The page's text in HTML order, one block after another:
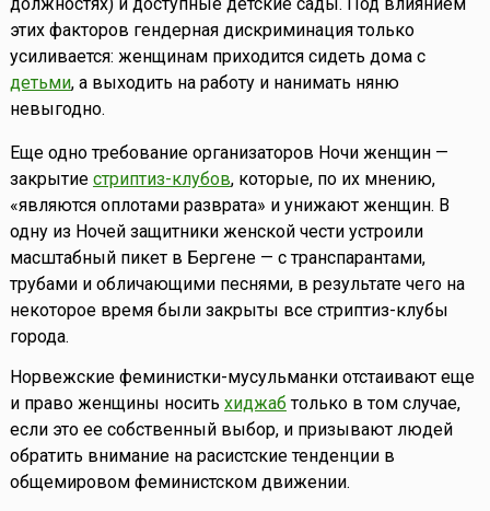
этих факторов гендерная дискриминация только
усиливается: женщинам приходится сидеть дома с
детьми, а выходить на работу и нанимать няню
невыгодно.
Еще одно требование организаторов Ночи женщин —
закрытие стриптиз-клубов, которые, по их мнению,
«являются оплотами разврата» и унижают женщин. В
одну из Ночей защитники женской чести устроили
масштабный пикет в Бергене — с транспарантами,
трубами и обличающими песнями, в результате чего на
некоторое время были закрыты все стриптиз-клубы
города.
Норвежские феминистки-мусульманки отстаивают еще
и право женщины носить хиджаб только в том случае,
если это ее собственный выбор, и призывают людей
обратить внимание на расистские тенденции в
общемировом феминистском движении.